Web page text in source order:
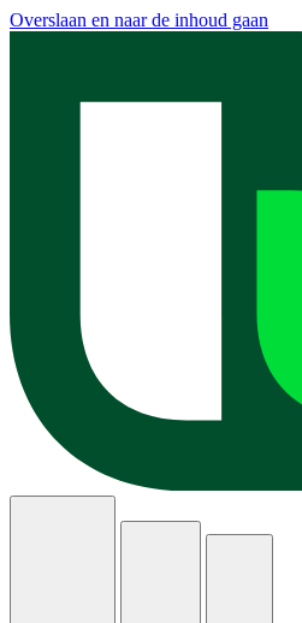
Overslaan en naar de inhoud gaan